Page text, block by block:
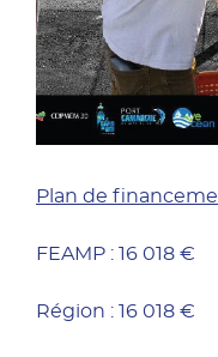
Plan de
FEAMP : 16 018 €
Région : 16 018 €